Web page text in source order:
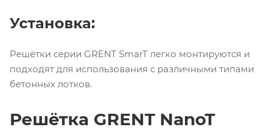
Установка:
Решётки серии GRENT SmarT легко монтируются и
подходят для использования с различными типами
бетонных лотков.
Решётка GRENT NanoT